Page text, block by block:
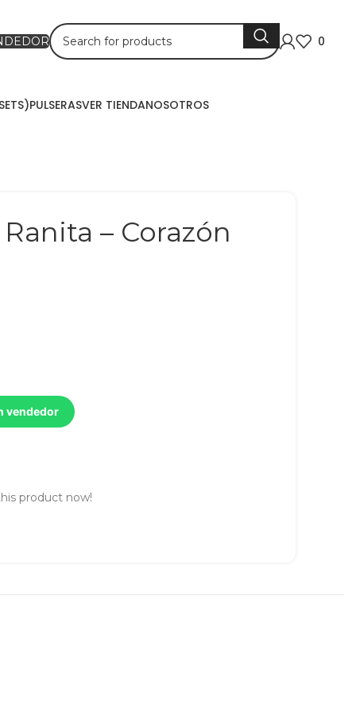
0
PULSERASVER TIENDANOSOTROS
– Corazón
vendedor
product now!